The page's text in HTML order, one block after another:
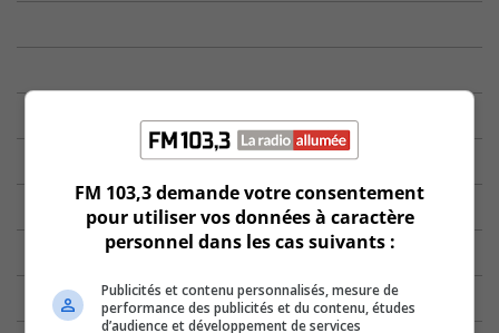
FM 103,3 demande votre consentement
pour utiliser vos données à caractère
personnel dans les cas suivants :
Publicités et contenu personnalisés, mesure de
performance des publicités et du contenu, études
d’audience et développement de services